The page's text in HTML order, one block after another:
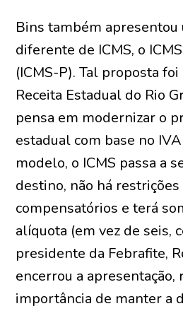
Bins também
diferente de ICMS, o
(ICMS-P). Tal proposta
Receita Estadual do Rio
pensa em modernizar o
estadual com base no
modelo, o ICMS passa a
destino, não há
compensatórios e terá
alíquota (em vez de seis,
presidente da Febrafite,
encerrou a apresentação,
importância de manter a